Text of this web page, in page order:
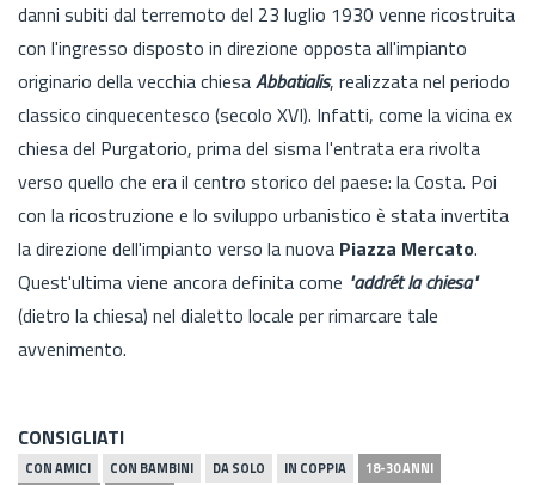
danni subiti dal terremoto del 23 luglio 1930 venne ricostruita
con l'ingresso disposto in direzione opposta all'impianto
originario della vecchia chiesaAbbatialis, realizzata nel periodo
classico cinquecentesco (secolo XVI). Infatti, come la vicina ex
chiesa del Purgatorio, prima del sisma l'entrata era rivolta
verso quello che era il centro storico del paese: la Costa. Poi
con la ricostruzione e lo sviluppo urbanistico è stata invertita
la direzione dell'impianto verso la nuova Piazza Mercato.
Quest'ultima viene ancora definita come "addrét la chiesa"
(dietro la chiesa) nel dialetto locale per rimarcare tale
avvenimento.
CONSIGLIATI
CON AMICI CON BAMBINI DA SOLO IN COPPIA
18-30 ANNI